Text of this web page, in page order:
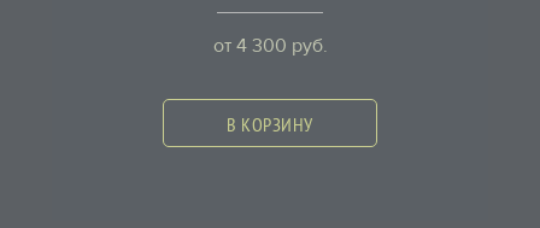
от 4 300 руб.
В КОРЗИНУ